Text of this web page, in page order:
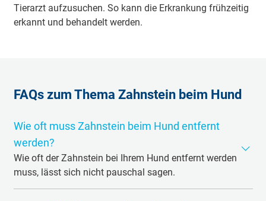
Tierarzt aufzusuchen. So kann die Erkrankung frühzeitig
erkannt und behandelt werden.
FAQs zum Thema Zahnstein beim Hund
Wie oft muss Zahnstein beim Hund entfernt
werden?
Wie oft der Zahnstein bei Ihrem Hund entfernt werden
muss, lässt sich nicht pauschal sagen.